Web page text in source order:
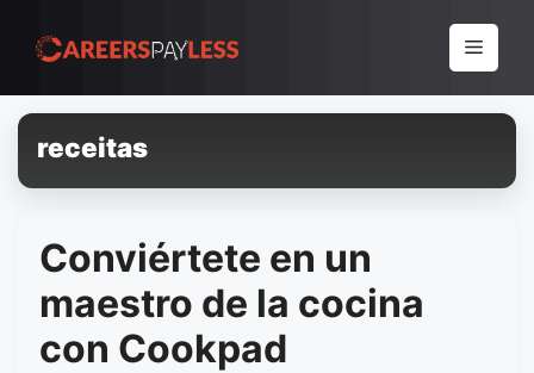
para
conteúdo
Menu
receitas
Conviértete en un
maestro de la cocina
con Cookpad